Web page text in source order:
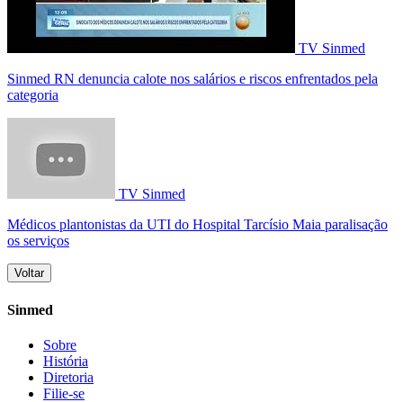
TV Sinmed
Sinmed RN denuncia calote nos salários e riscos enfrentados pela
categoria
TV Sinmed
Médicos plantonistas da UTI do Hospital Tarcísio Maia paralisação
os serviços
Voltar
Sinmed
Sobre
História
Diretoria
Filie-se